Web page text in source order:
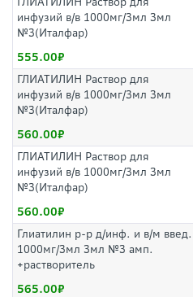
инфузий в/в 1000мг/3мл 3мл
№3(Италфар)
555.00
ГЛИАТИЛИН Раствор для
инфузий в/в 1000мг/3мл 3мл
№3(Италфар)
560.00
ГЛИАТИЛИН Раствор для
инфузий в/в 1000мг/3мл 3мл
№3(Италфар)
560.00
Глиатилин р-р д/инф. и в/м введ.
1000мг/3мл 3мл №3 амп.
+растворитель
565.00